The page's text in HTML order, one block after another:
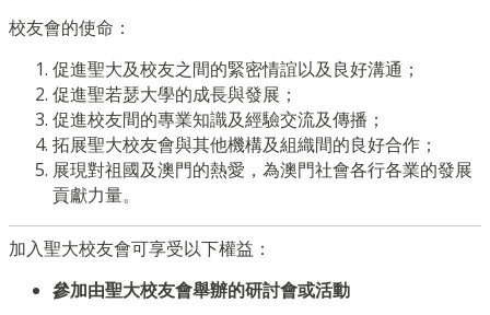
校友會的使命：
促進聖大及校友之間的緊密情誼以及良好溝通；
促進聖若瑟大學的成長與發展；
促進校友間的專業知識及經驗交流及傳播；
拓展聖大校友會與其他機構及組織間的良好合作；
展現對祖國及澳門的熱愛，為澳門社會各行各業的發展
貢獻力量。
加入聖大校友會可享受以下權益：
參加由聖大校友會舉辦的研討會或活動